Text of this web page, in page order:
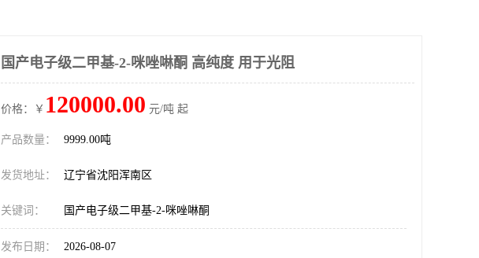
国产电子级二甲基-2-咪唑啉酮 高纯度 用于光阻
价格：￥ 120000.00 元/吨 起
产品数量： 9999.00吨
发货地址： 辽宁省沈阳浑南区
关键词： 国产电子级二甲基-2-咪唑啉酮
发布日期： 2026-08-07